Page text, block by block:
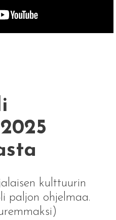
kulttuurin
paljon ohjelmaa.